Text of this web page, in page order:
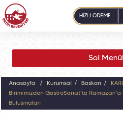
HIZLI ÖDEME
Sol
Anasayfa Kurumsal Başkan
Birimimizden GastroSanat’ta
Buluşmaları